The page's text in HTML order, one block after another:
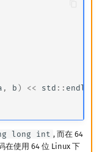
, b ) << std :: endl
long int , 而在 64
在使用 64 位 Linux 下